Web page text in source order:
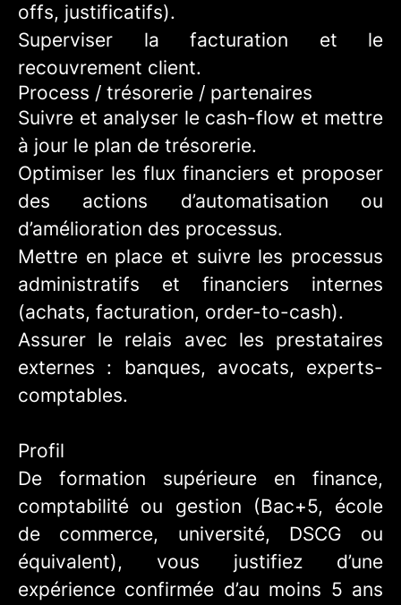
offs, justificatifs).
Superviser la facturation et le
recouvrement client.
Process / trésorerie / partenaires
Suivre et analyser le cash-flow et mettre
à jour le plan de trésorerie.
Optimiser les flux financiers et proposer
des actions d’automatisation ou
d’amélioration des processus.
Mettre en place et suivre les processus
administratifs et financiers internes
(achats, facturation, order-to-cash).
Assurer le relais avec les prestataires
externes : banques, avocats, experts-
comptables.
Profil
De formation supérieure en finance,
comptabilité ou gestion (Bac+5, école
de commerce, université, DSCG ou
équivalent), vous justifiez d’une
expérience confirmée d’au moins 5 ans